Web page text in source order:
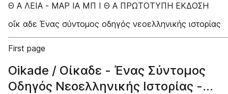
Θ Α ΛΕΙΑ - ΜΑΡ ΙΑ ΜΠ Ι Θ Α ΠΡΩΤΟΤΥΠΗ ΕΚΔΟΣΗ
οἴκ αδε Ένας σύντομος οδηγός νεοελληνικής ιστορίας
First page
Oikade / Οίκαδε - Ένας Σύντομος
Οδηγός Νεοελληνικής Ιστορίας -